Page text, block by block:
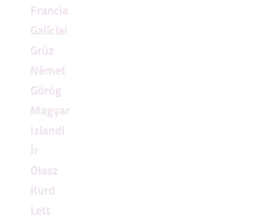
Francia
Galíciai
Grúz
Német
Görög
Magyar
Izlandi
Ír
Olasz
Kurd
Lett